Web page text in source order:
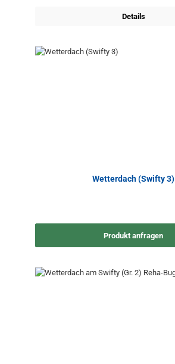
Details
Wetterdach (Swifty 3)
Produkt anfragen